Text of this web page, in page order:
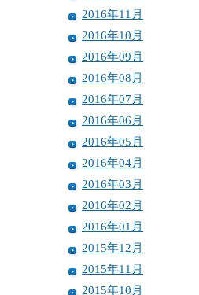
2016年11月
2016年10月
2016年09月
2016年08月
2016年07月
2016年06月
2016年05月
2016年04月
2016年03月
2016年02月
2016年01月
2015年12月
2015年11月
2015年10月